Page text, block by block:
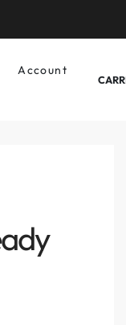
Account